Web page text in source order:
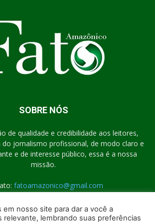
SOBRE NÓS
de qualidade e credibilidade aos leitores,
do jornalismo profissional, de modo claro e
e de interesse público, essa é a nossa
missão.
fatoamazonico@gmail.com
em nosso site para dar a você a
relevante, lembrando suas preferências